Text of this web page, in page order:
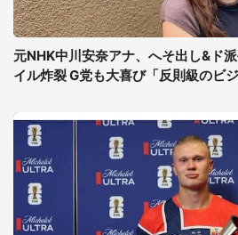
元NHK中川安奈アナ、へそ出し&ド
イル炸裂 G党も大喜び「反則級のビジ